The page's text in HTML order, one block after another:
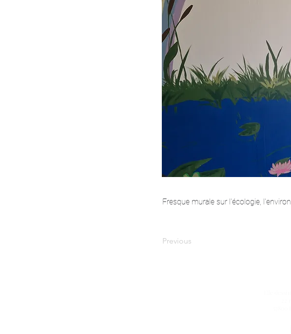
Fresque murale sur l'écologie,
Previous